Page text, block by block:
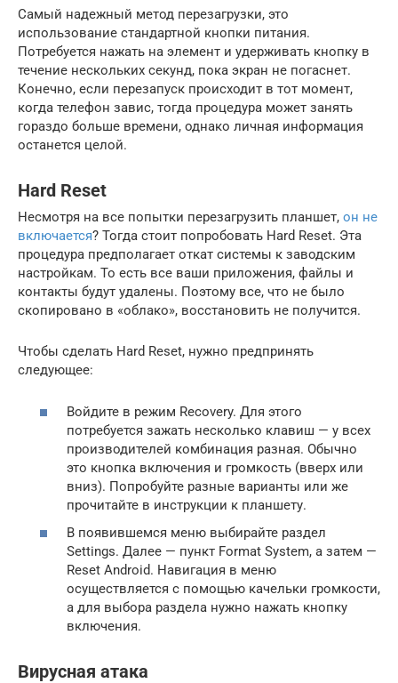
Самый надежный метод перезагрузки, это
использование стандартной кнопки питания.
Потребуется нажать на элемент и удерживать кнопку в
течение нескольких секунд, пока экран не погаснет.
Конечно, если перезапуск происходит в тот момент,
когда телефон завис, тогда процедура может занять
гораздо больше времени, однако личная информация
останется целой.
Hard Reset
Несмотря на все попытки перезагрузить планшет, он не
включается? Тогда стоит попробовать Hard Reset. Эта
процедура предполагает откат системы к заводским
настройкам. То есть все ваши приложения, файлы и
контакты будут удалены. Поэтому все, что не было
скопировано в «облако», восстановить не получится.
Чтобы сделать Hard Reset, нужно предпринять
следующее:
Войдите в режим Recovery. Для этого
потребуется зажать несколько клавиш — у всех
производителей комбинация разная. Обычно
это кнопка включения и громкость (вверх или
вниз). Попробуйте разные варианты или же
прочитайте в инструкции к планшету.
В появившемся меню выбирайте раздел
Settings. Далее — пункт Format System, а затем —
Reset Android. Навигация в меню
осуществляется с помощью качельки громкости,
а для выбора раздела нужно нажать кнопку
включения.
Вирусная атака